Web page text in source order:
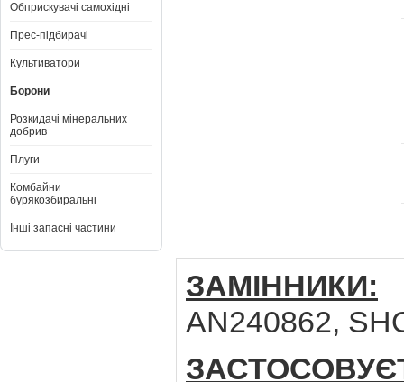
Обприскувачі самохідні
Прес-підбирачі
Культиватори
Борони
Розкидачі мінеральних
добрив
Плуги
Комбайни
бурякозбиральні
Інші запасні частини
ЗАМІННИКИ:
AN240862,